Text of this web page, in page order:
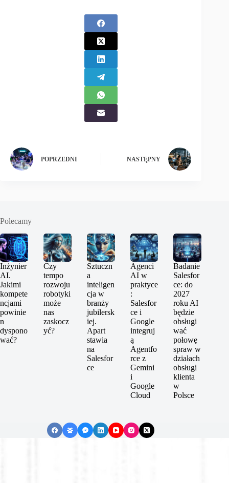
POPRZEDNI NASTĘPNY
Polecamy
Inżynier
AI.
Jakimi
kompete
ncjami
powinie
n
dyspono
wać?
Czy
tempo
rozwoju
robotyki
może
nas
zaskocz
yć?
Sztuczn
a
inteligen
cja w
branży
jubilersk
iej.
Apart
stawia
na
Salesfor
ce
Agenci
AI w
praktyce
:
Salesfor
ce i
Google
integruj
ą
Agentfo
rce z
Gemini
i
Google
Cloud
Badanie
Salesfor
ce: do
2027
roku AI
będzie
obsługi
wać
połowę
spraw w
działach
obsługi
klienta
w
Polsce